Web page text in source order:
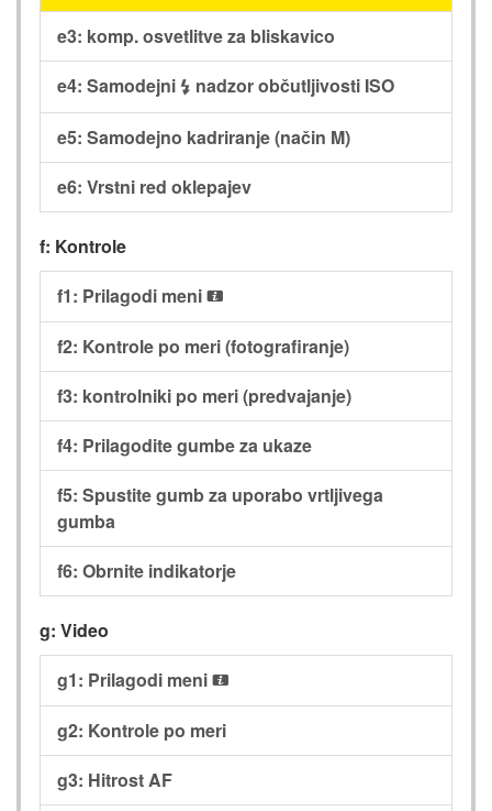
e3: komp. osvetlitve za bliskavico
e4: Samodejni c nadzor občutljivosti ISO
e5: Samodejno kadriranje (način M)
e6: Vrstni red oklepajev
f: Kontrole
f1: Prilagodi meni i
f2: Kontrole po meri (fotografiranje)
f3: kontrolniki po meri (predvajanje)
f4: Prilagodite gumbe za ukaze
f5: Spustite gumb za uporabo vrtljivega
gumba
f6: Obrnite indikatorje
g: Video
g1: Prilagodi meni i
g2: Kontrole po meri
g3: Hitrost AF